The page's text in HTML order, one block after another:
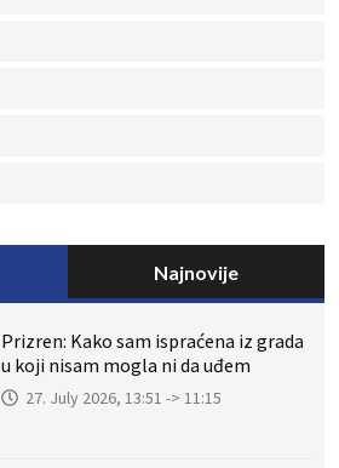
Najnovije
Prizren: Kako sam ispraćena iz grada
u koji nisam mogla ni da uđem
27. July 2026, 13:51 -> 11:15